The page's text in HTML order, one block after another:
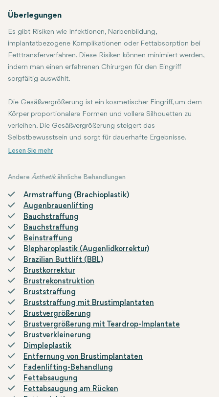
Überlegungen
Es gibt Risiken wie Infektionen, Narbenbildung,
implantatbezogene Komplikationen oder Fettabsorption bei
Fetttransferverfahren. Diese Risiken können minimiert werden,
indem man einen erfahrenen Chirurgen für den Eingriff
sorgfältig auswählt.
Die Gesäßvergrößerung ist ein kosmetischer Eingriff, um dem
Körper proportionalere Formen und vollere Silhouetten zu
verleihen. Die Gesäßvergrößerung steigert das
Selbstbewusstsein und sorgt für dauerhafte Ergebnisse.
Andere Ästhetikähnliche Behandlungen
Armstraffung (Brachioplastik)
Augenbrauenlifting
Bauchstraffung
Bauchstraffung
Beinstraffung
Blepharoplastik (Augenlidkorrektur)
Brazilian Buttlift (BBL)
Brustkorrektur
Brustrekonstruktion
Bruststraffung
Bruststraffung mit Brustimplantaten
Brustvergrößerung
Brustvergrößerung mit Teardrop-Implantate
Brustverkleinerung
Dimpleplastik
Entfernung von Brustimplantaten
Fadenlifting-Behandlung
Fettabsaugung
Fettabsaugung am Rücken